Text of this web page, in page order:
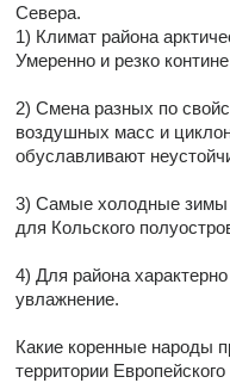
Севера.
1) Климат района
Умеренно и резко
2) Смена разных по
воздушных масс и
обуславливают
3) Самые холодные зимы
для Кольского
4) Для района
увлажнение.
Какие коренные народы
территории